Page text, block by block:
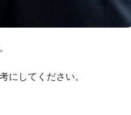
にしてください。